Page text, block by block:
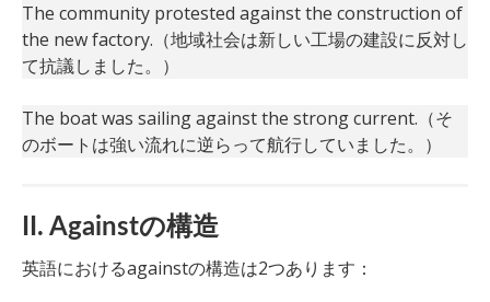
The community protested against the construction of
the new factory.（地域社会は新しい工場の建設に反対し
て抗議しました。）
The boat was sailing against the strong current.（そ
のボートは強い流れに逆らって航行していました。）
II. Againstの構造
英語におけるagainstの構造は2つあります：